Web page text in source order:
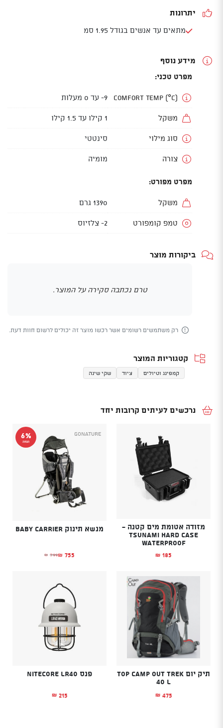
יתרונות
מתאים עד אנשים בגודל 1.95 סמ
מידע נוסף
מפרט טכני:
Comfort Temp (°C) 9- עד 0 מעלות
משקל 1 קילו עד 1.5 קילו
סוג מילוי סינטטי
צורה מומיה
מפרט מפורט:
משקל 1390 גרם
טמפ קומפורט 2- צלזיוס
ביקורות מוצר
טרם נכתבה סקירה על המוצר.
רק משתמשים רשומים אשר רכשו מוצר זה יכולים לרשום חוות דעת.
קטגוריות המוצר
קמפינג וטיולים ציוד שקי שינה
נרכשים לעיתים קרובות יחד
מזודה אטומת מים קטנה -
TSUNAMI HARD CASE
WATERPROOF
₪ 185
6%
הנחה
GoNature
מנשא תינוק BABY CARRIER
₪ 799
המחיר המקורי היה: ₪799.₪ 755 המחיר הנוכחי הוא: ₪755.
תיק יום TOP CAMP OUT TREK
40 L
₪ 475
פנס Nitecore LR40
₪ 215